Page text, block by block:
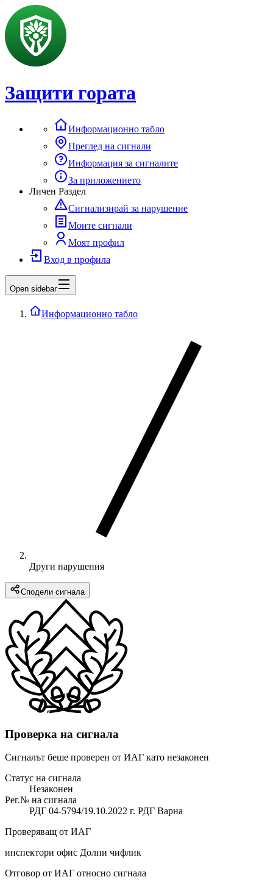
Защити гората
Информационно табло
Преглед на сигнали
Информация за сигналите
За приложението
Личен Раздел
Сигнализирай за нарушение
Моите сигнали
Моят профил
Вход в профила
Open sidebar
Информационно табло
Други нарушения
Сподели сигнала
Проверка на сигнала
Сигналът беше проверен от ИАГ като незаконен
Статус на сигнала
Незаконен
Рег.№ на сигнала
РДГ 04-5794/19.10.2022 г. РДГ Варна
Проверяващ от ИАГ
инспектори офис Долни чифлик
Отговор от ИАГ относно сигнала